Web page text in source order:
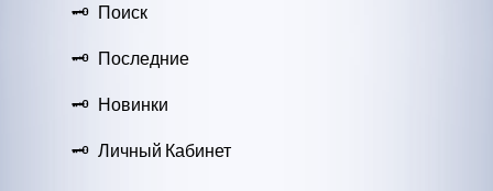
Поиск
Последние
Новинки
Личный Кабинет